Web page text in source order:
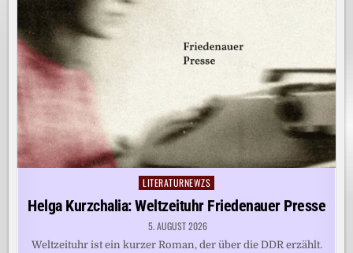
Posted
in
LITERATURNEWZS
Helga Kurzchalia: Weltzeituhr Friedenauer Presse
5. AUGUST 2026
Weltzeituhr ist ein kurzer Roman, der über die DDR erzählt.